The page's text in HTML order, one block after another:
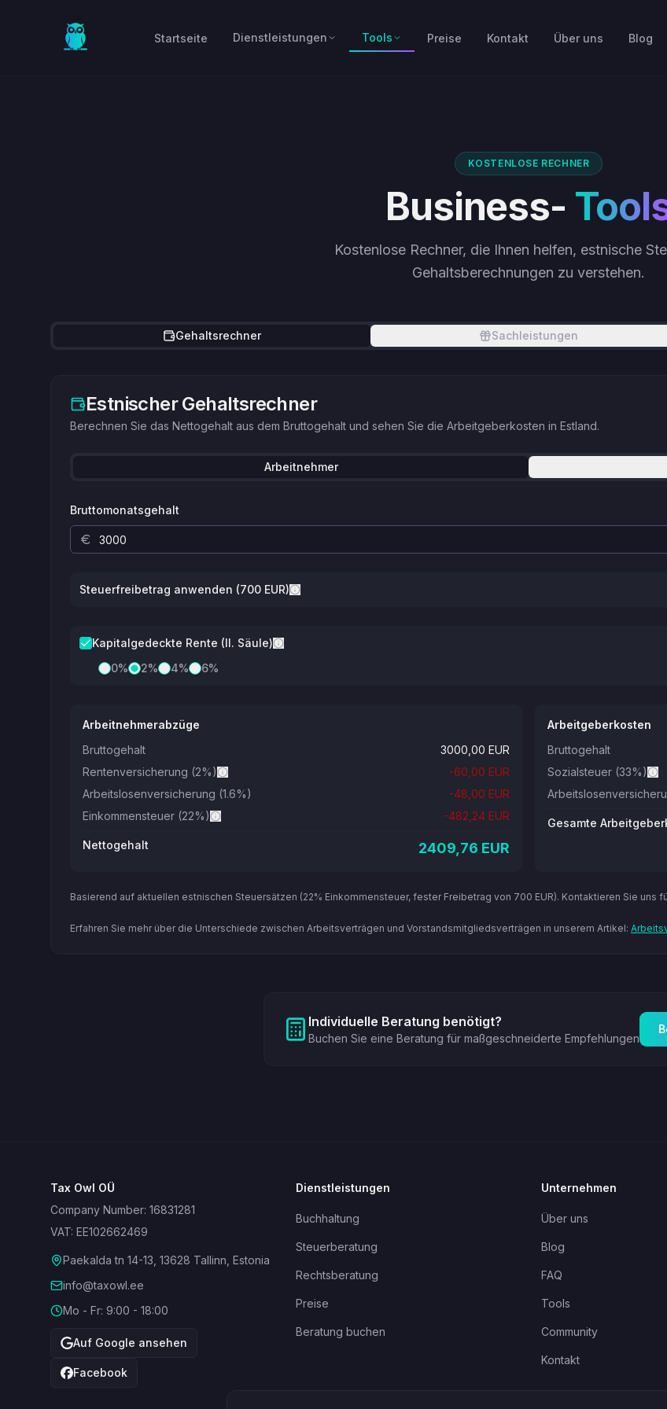
Startseite Dienstleistungen Tools Preise Kontakt Über uns Blog
KOSTENLOSE RECHNER
Business-
Kostenlose Rechner, die Ihnen helfen, estnische
Gehaltsberechnungen zu verstehen.
Gehaltsrechner Sachleistungen
Estnischer Gehaltsrechner
Berechnen Sie das Nettogehalt aus dem Bruttogehalt und sehen Sie die Arbeitgeberkosten in Estland.
Arbeitnehmer
Bruttomonatsgehalt
Steuerfreibetrag anwenden (700 EUR)
Kapitalgedeckte Rente (II. Säule)
0% 2% 4% 6%
Arbeitnehmerabzüge
Bruttogehalt
3000,00 EUR
Rentenversicherung (2%) -60,00 EUR
Arbeitslosenversicherung (1.6%) -48,00 EUR
Einkommensteuer (22%) -482,24 EUR
Nettogehalt 2409,76 EUR
Arbeitgeberkosten
Bruttogehalt
Sozialsteuer (33%)
Gesamte
Basierend auf aktuellen estnischen Steuersätzen (22% Einkommensteuer, fester Freibetrag von 700 EUR). Kontaktieren Sie uns
Erfahren Sie mehr über die Unterschiede zwischen Arbeitsverträgen und Vorstandsmitgliedsverträgen in unserem Artikel:
Individuelle Beratung benötigt?
Buchen Sie eine Beratung für maßgeschneiderte Empfehlungen
Tax Owl OÜ
Company Number: 16831281
VAT: EE102662469
Paekalda tn 14-13, 13628 Tallinn, Estonia
info@taxowl.ee
Mo - Fr: 9:00 - 18:00
Auf Google ansehen
Facebook
Dienstleistungen
Buchhaltung
Steuerberatung
Rechtsberatung
Preise
Beratung buchen
Unternehmen
Über uns
Blog
FAQ
Tools
Community
Kontakt